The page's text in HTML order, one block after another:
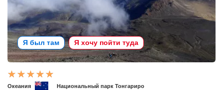
Я был там Я хочу пойти туда
Океания Национальный парк Тонгариро